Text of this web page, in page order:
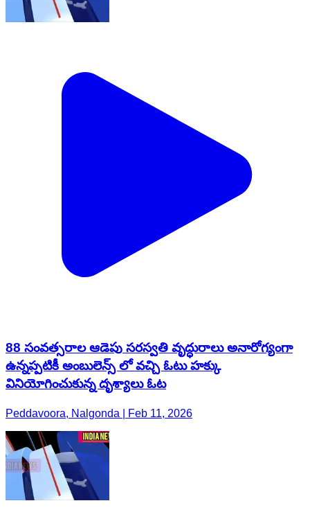
88 సంవత్సరాల ఆడెపు సరస్వతి వృద్ధురాలు అనారోగ్యంగా
ఉన్నప్పటికీ అంబులెన్స్ లో వచ్చి ఓటు హక్కు
వినియోగించుకున్న దృశ్యాలు ఓట
Peddavoora, Nalgonda | Feb 11, 2026